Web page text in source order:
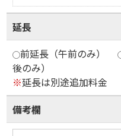
延長
前延長（午前のみ）
後のみ）
※延長は別途追加料金
備考欄